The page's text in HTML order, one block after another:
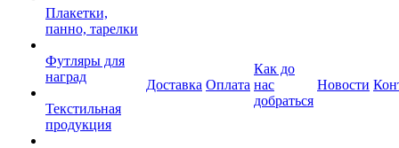
Плакетки,
панно, тарелки
Футляры для
наград
Текстильная
продукция
Доставка Оплата
Как до
нас
добраться
Новости